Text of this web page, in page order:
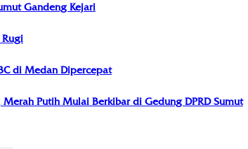
Gandeng Kejari
Rugi
di Medan Dipercepat
Putih Mulai Berkibar di Gedung DPRD Sumut